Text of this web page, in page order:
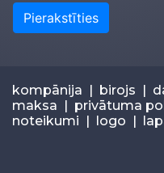
Pierakstīties
kompānija | birojs |
maksa | privātuma
noteikumi | logo |